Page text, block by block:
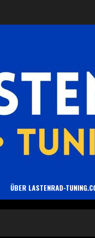
ÜBER LASTENRAD-